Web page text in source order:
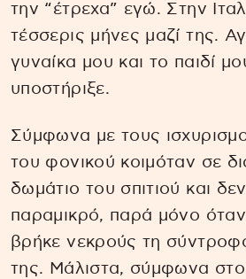
την “έτρεχα” εγώ. Στην
τέσσερις μήνες μαζί της.
γυναίκα μου και το παιδί
υποστήριξε.
Σύμφωνα με τους
του φονικού κοιμόταν σε
δωμάτιο του σπιτιού και
παραμικρό, παρά μόνο όταν
βρήκε νεκρούς τη
της. Μάλιστα, σύμφωνα στο